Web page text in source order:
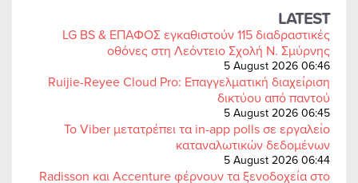
LATEST
LG BS & ΕΠΑΦΟΣ εγκαθιστούν 115 διαδραστικές
οθόνες στη Λεόντειο Σχολή Ν. Σμύρνης
5 August 2026 06:46
Ruijie-Reyee Cloud Pro: Επαγγελματική διαχείριση
δικτύου από παντού
5 August 2026 06:45
Το Viber μετατρέπει τα in-app polls σε εργαλείο
καταναλωτικών δεδομένων
5 August 2026 06:44
Radisson και Accenture φέρνουν τα ξενοδοχεία στο